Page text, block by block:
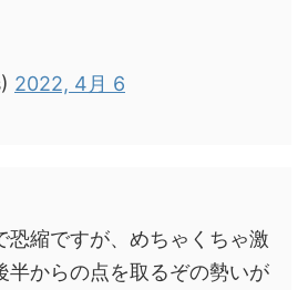
2022, 4月 6
恐縮ですが、めちゃくちゃ激
半からの点を取るぞの勢いが